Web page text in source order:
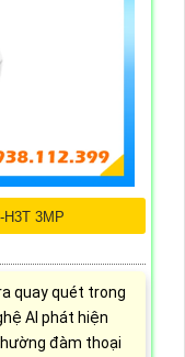
H3T 3MP
quay quét trong
AI phát hiện
đàm thoại